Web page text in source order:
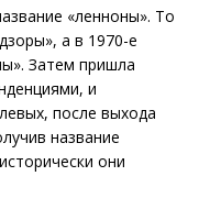
«ленноны». То
а в 1970-е
Затем пришла
и
после выхода
название
они